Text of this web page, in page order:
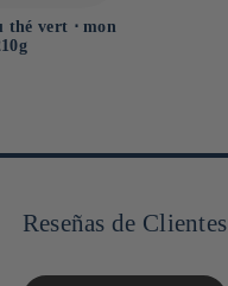
thé vert ⋅ mon
Reseñas de Clientes